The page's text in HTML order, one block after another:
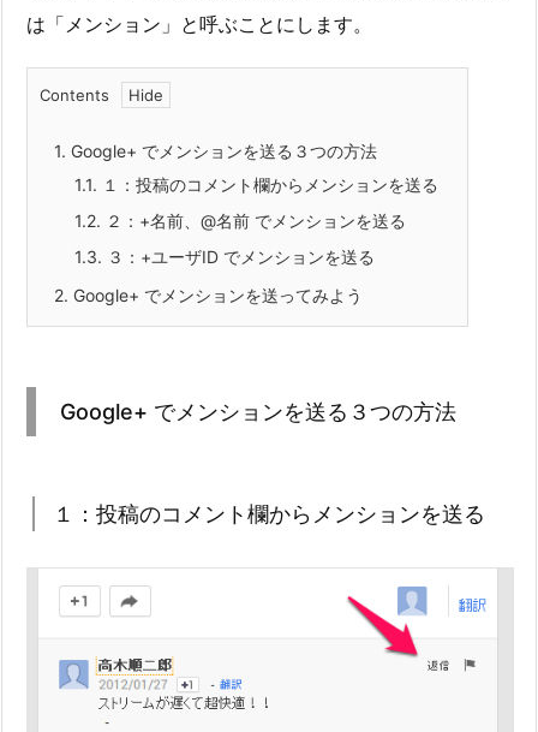
は「メンション」と呼ぶことにします。
Contents
1. Google+ でメンションを送る３つの方法
1.1. １：投稿のコメント欄からメンションを送る
1.2. ２：+名前、@名前 でメンションを送る
1.3. ３：+ユーザID でメンションを送る
2. Google+ でメンションを送ってみよう
Google+ でメンションを送る３つの方法
１：投稿のコメント欄からメンションを送る